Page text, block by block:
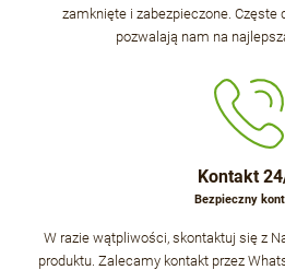
zamknięte i zabezpieczone. Częste
pozwalają nam na
Kontakt
Bezpieczny
W razie wątpliwości, skontaktuj się z
produktu. Zalecamy kontakt przez